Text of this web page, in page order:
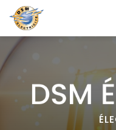
Aller
au
contenu
principal